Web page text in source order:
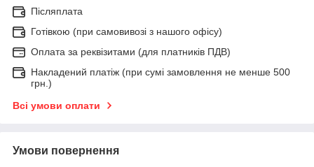
Післяплата
Готівкою (при самовивозі з нашого офісу)
Оплата за реквізитами (для платників ПДВ)
Накладений платіж (при сумі замовлення не менше 500
грн.)
Всі умови оплати
Умови повернення